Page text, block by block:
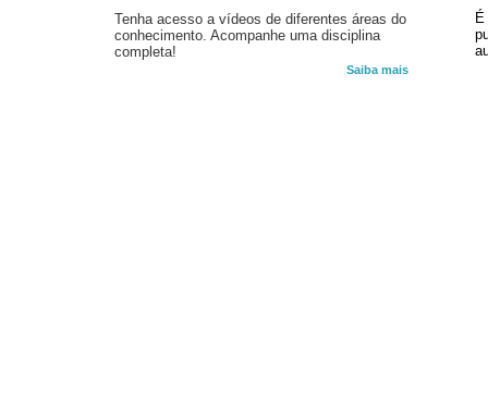
Tenha acesso a vídeos de diferentes áreas do
conhecimento. Acompanhe uma disciplina
completa!
Saiba mais